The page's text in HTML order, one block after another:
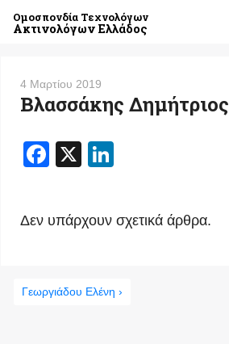
Ομοσπονδία Τεχνολόγων
Ακτινολόγων Ελλάδος
4 Μαρτίου 2019
Βλασσάκης Δημήτριος
Facebook
X
Δεν υπάρχουν σχετικά άρθρα.
Γεωργιάδου Ελένη ›